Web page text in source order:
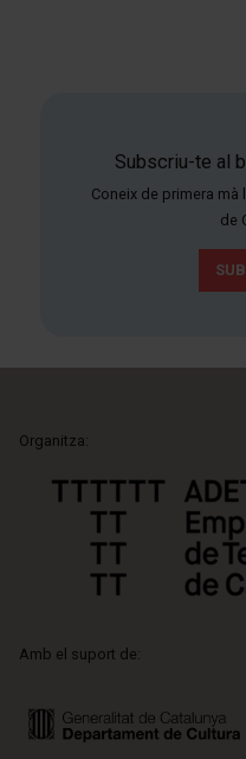
Subscriu-te al
Coneix de primera
de
Organitza:
Amb el suport de: